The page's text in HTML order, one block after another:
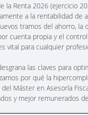
la Renta 2026 (ejercicio
a la rentabilidad de
tramos del ahorro, la
cuenta propia y el
vital para cualquier
las claves para
por qué la
Máster en Asesoría
y mejor remunerados